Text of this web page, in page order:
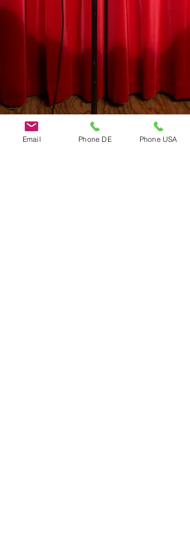
Email Phone DE Phone USA